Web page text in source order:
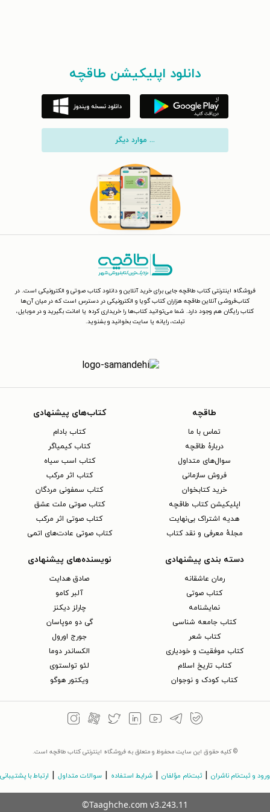
دانلود اپلیکیشن طاقچه
... موارد دیگر
فروشگاه اینترنتی کتاب طاقچه جایی برای خرید آنلاین و دانلود کتاب صوتی و الکترونیکی است. در
کتاب‌فروشی آنلاین طاقچه هزاران کتاب گویا و الکترونیکی در دسترس است که در میان آن‌ها
کتاب رایگان هم وجود دارد. شما می‌توانید کتاب‌ها را خریداری کرده یا امانت بگیرید و در موبایل،
تبلت، رایانه یا سایت بخوانید و بشنوید.
طاقچه
تماس با ما
دربارهٔ طاقچه
سوال‌های متداول
فروش سازمانی
خرید کتابخوان
اپلیکیشن کتاب طاقچه
هدیه اشتراک بی‌نهایت
مجلهٔ معرفی و نقد کتاب
کتاب‌های پیشنهادی
کتاب بادام
کتاب کیمیاگر
کتاب اسب سیاه
کتاب اثر مرکب
کتاب سمفونی مردگان
کتاب صوتی ملت عشق
کتاب صوتی اثر مرکب
کتاب صوتی عادت‌های اتمی
دسته بندی پیشنهادی
رمان عاشقانه
کتاب‌ صوتی
نمایشنامه
کتاب جامعه شناسی
کتاب شعر
کتاب موفقیت و خودیاری
کتاب تاریخ اسلام
کتاب کودک و نوجوان
نویسنده‌های پیشنهادی
صادق هدایت
آلبر کامو
چارلز دیکنز
گی دو موپاسان
جورج اورول
الکساندر دوما
لئو تولستوی
ویکتور هوگو
© کلیه حقوق این سایت محفوظ و متعلق به فروشگاه اینترنتی کتاب طاقچه است.
ورود و ثبت‌نام ناشران ثبت‌نام مؤلفان شرایط استفاده سوالات متداول ارتباط با پشتیبانی
©Taaghche.com v3.243.11